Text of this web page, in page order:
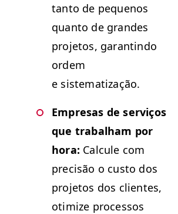
tan­to de pequenos
quan­to de grandes
pro­je­tos, garan­ti­n­do
ordem
e sistematização.
Empre­sas de serviços
que tra­bal­ham por
hora: Cal­cule com
pre­cisão o cus­to dos
pro­je­tos dos clientes,
otimize proces­sos